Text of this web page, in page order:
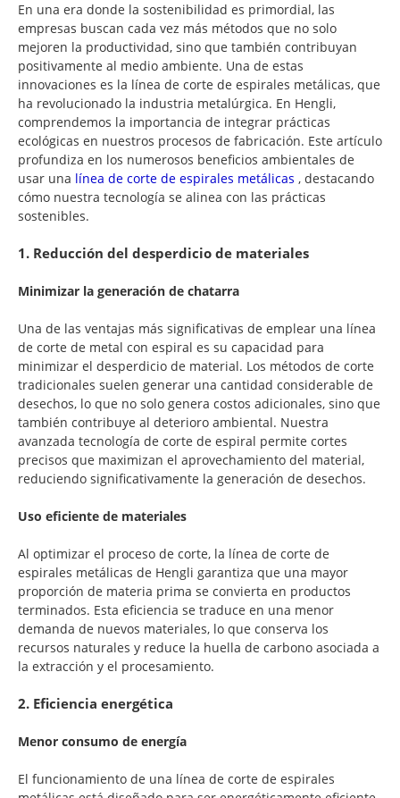
En una era donde la sostenibilidad es primordial, las
empresas buscan cada vez más métodos que no solo
mejoren la productividad, sino que también contribuyan
positivamente al medio ambiente. Una de estas
innovaciones es la línea de corte de espirales metálicas, que
ha revolucionado la industria metalúrgica. En Hengli,
comprendemos la importancia de integrar prácticas
ecológicas en nuestros procesos de fabricación. Este artículo
profundiza en los numerosos beneficios ambientales de
usar una línea de corte de espirales metálicas , destacando
cómo nuestra tecnología se alinea con las prácticas
sostenibles.
1. Reducción del desperdicio de materiales
Minimizar la generación de chatarra
Una de las ventajas más significativas de emplear una línea
de corte de metal con espiral es su capacidad para
minimizar el desperdicio de material. Los métodos de corte
tradicionales suelen generar una cantidad considerable de
desechos, lo que no solo genera costos adicionales, sino que
también contribuye al deterioro ambiental. Nuestra
avanzada tecnología de corte de espiral permite cortes
precisos que maximizan el aprovechamiento del material,
reduciendo significativamente la generación de desechos.
Uso eficiente de materiales
Al optimizar el proceso de corte, la línea de corte de
espirales metálicas de Hengli garantiza que una mayor
proporción de materia prima se convierta en productos
terminados. Esta eficiencia se traduce en una menor
demanda de nuevos materiales, lo que conserva los
recursos naturales y reduce la huella de carbono asociada a
la extracción y el procesamiento.
2. Eficiencia energética
Menor consumo de energía
El funcionamiento de una línea de corte de espirales